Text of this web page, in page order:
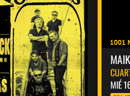
1001
MIÉ